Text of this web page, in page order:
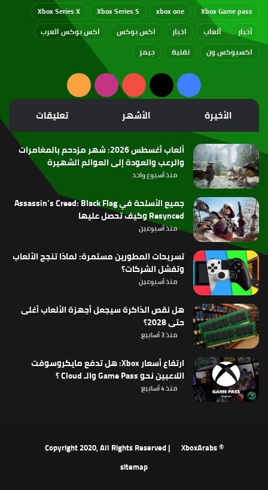
Xbox Game pass
xbox one
Xbox Series S
Xbox Series X
أخبار
ألعاب اخبار اكس بوكس
اكس بوكس العرب
اكسبوكس ون
تقنية جيمز
فيسبوك
‫X
‫YouTubeانستقرامملخص
الموقع
RSS
الأخيرة الأشهر تعليقات
ألعاب أغسطس 2026: شهر مزدحم بالمغامرات
والرعب والعودة إلى العوالم الشهيرة
منذ أسبوع واحد
جميع الأسلحة في Assassin’s Creed: Black Flag
Resynced وكيف تحصل عليها
منذ أسبوعين
تسريحات المطورين مستمرة: لماذا تنجح الألعاب
وتفشل الشركات؟
منذ أسبوعين
هل نقص الذاكرة سيجعل أجهزة الألعاب أغلى
حتى 2028؟
منذ 3 أسابيع
ارتفاع أسعار Xbox: هل تدفع مايكروسوفت
اللاعبين نحو Game Pass والـ Cloud ؟
منذ 4 أسابيع
© Copyright 2020, All Rights Reserved |
XboxArabs
sitemap